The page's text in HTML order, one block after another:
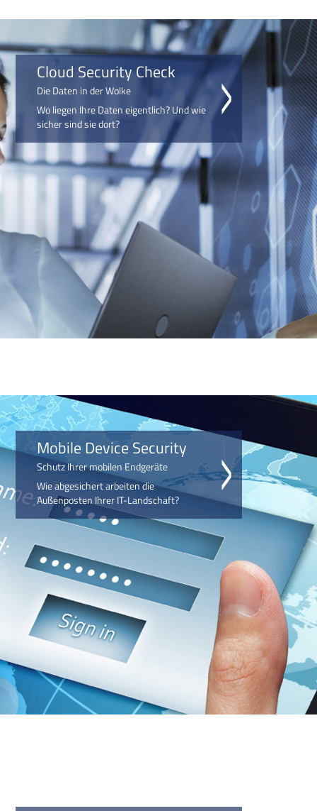
Cloud Security Check
Die Daten in der Wolke
Wo liegen Ihre Daten eigentlich? Und wie
sicher sind sie dort?
Mobile Device Security
Schutz Ihrer mobilen Endgeräte
Wie abgesichert arbeiten die
Außenposten Ihrer IT-Landschaft?